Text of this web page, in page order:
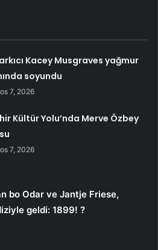
Kacey Musgraves yağmur
soyundu
7, 2026
Kültür Yolu’nda Merve Özbey
7, 2026
bo Odar ve Jantje Friese,
geldi: 1899! ?